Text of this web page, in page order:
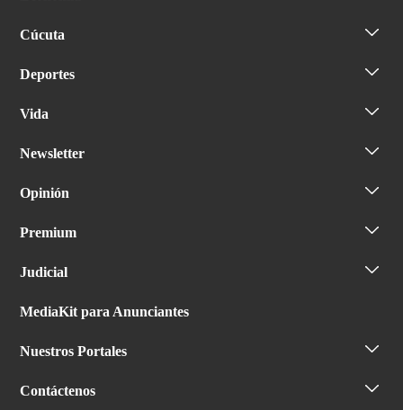
Cúcuta
Deportes
Vida
Newsletter
Opinión
Premium
Judicial
MediaKit para Anunciantes
Nuestros Portales
Contáctenos